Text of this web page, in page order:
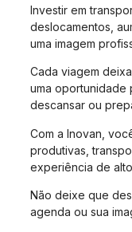
Investir em
deslocamentos,
uma imagem
Cada viagem
uma oportunidade
descansar ou
Com a Inovan,
produtivas,
experiência de
Não deixe que
agenda ou sua